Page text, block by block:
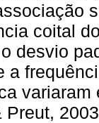
coital
desvio
a